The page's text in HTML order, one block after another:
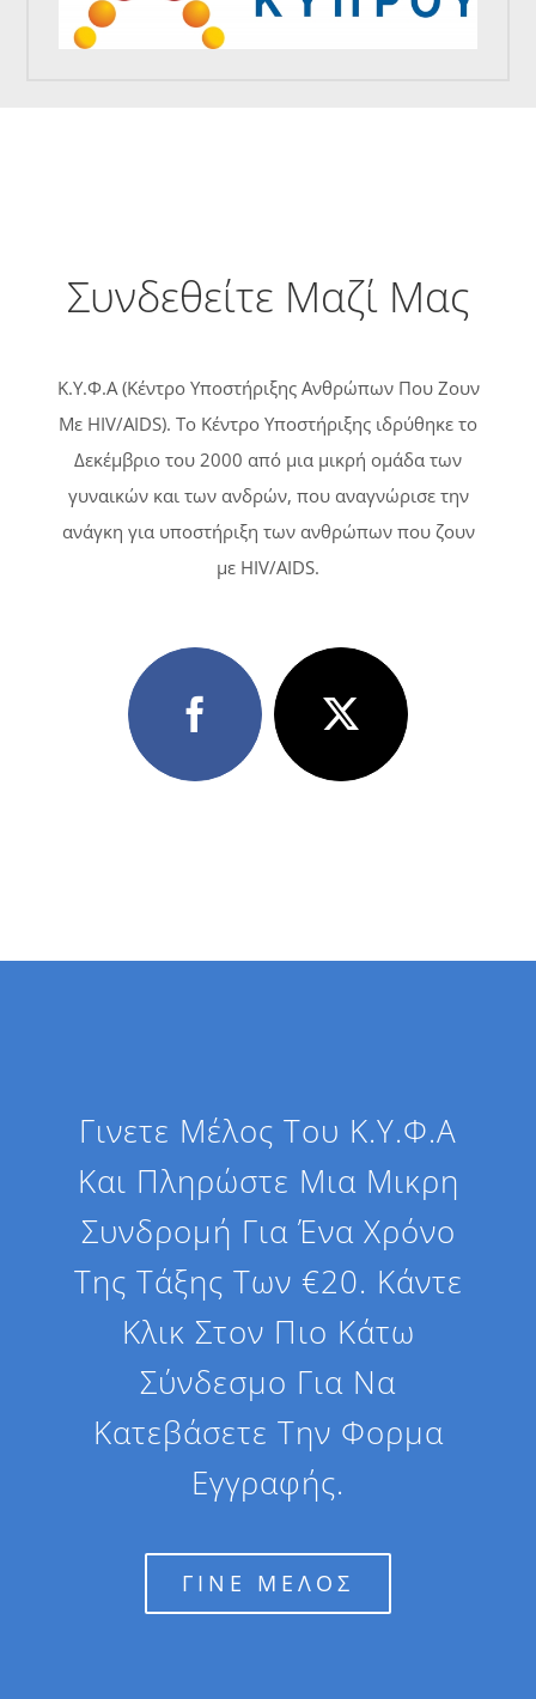
Συνδεθείτε Μαζί Μας
Κ.Υ.Φ.Α (Κέντρο Υποστήριξης Ανθρώπων Που Ζουν
Με HIV/AIDS). Tο Κέντρο Υποστήριξης ιδρύθηκε το
Δεκέμβριο του 2000 από μια μικρή ομάδα των
γυναικών και των ανδρών, που αναγνώρισε την
ανάγκη για υποστήριξη των ανθρώπων που ζουν
με HIV/AIDS.
Γινετε Μέλος Του Κ.Υ.Φ.Α
Και Πληρώστε Μια Μικρη
Συνδρομή Για Ένα Χρόνο
Της Τάξης Των €20. Κάντε
Κλικ Στον Πιο Κάτω
Σύνδεσμο Για Να
Κατεβάσετε Την Φορμα
Εγγραφής.
ΓΙΝΕ ΜΕΛΟΣ